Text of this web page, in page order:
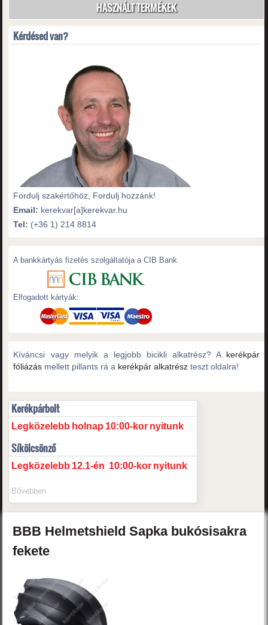
HASZNÁLT TERMÉKEK
Kérdésed van?
Fordulj szakértőhöz, Fordulj hozzánk!
Email: kerekvar[a]kerekvar.hu
Tel: (+36 1) 214 8814
A bankkártyás fizetés szolgáltatója a CIB Bank.
Elfogadott kártyák:
Kíváncsi vagy melyik a legjobb bicikli alkatrész? A kerékpár
fóliázás mellett pillants rá a kerékpár alkatrész teszt oldalra!
Kerékpárbolt
Legközelebb holnap 10:00-kor nyitunk
Síkölcsönző
Legközelebb 12.1-én 10:00-kor nyitunk
Bővebben
BBB HelmetshieldSapka bukósisakra
fekete